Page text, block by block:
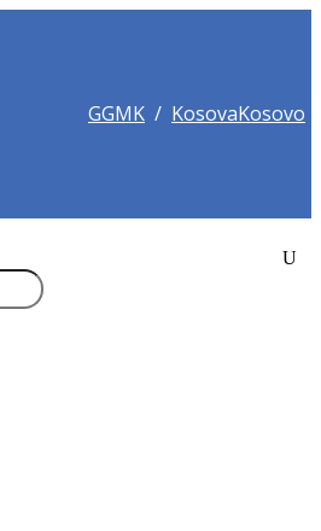
GGMK / KosovaKosovo